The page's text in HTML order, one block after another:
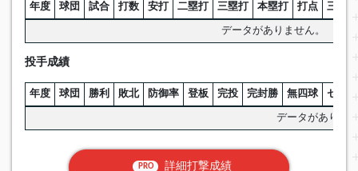
年度 球団 試合 打数 安打 二塁打 三塁打 本塁打 打点 三振
データがありません。
投手成績
年度 球団 勝利 敗北 防御率 登板 完投 完封勝 無四球 セーブ
データがありま
PRO 詳細打撃成績